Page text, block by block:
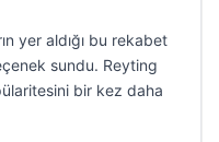
yer aldığı bu rekabet
sundu. Reyting
bir kez daha